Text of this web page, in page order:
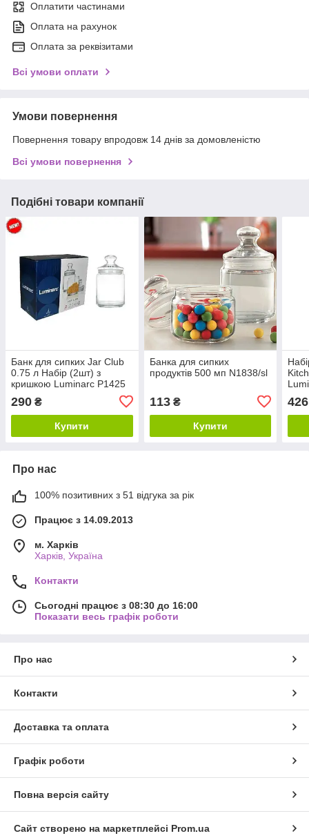
Оплатити частинами
Оплата на рахунок
Оплата за реквізитами
Всі умови оплати
Умови повернення
Повернення товару впродовж 14 днів за домовленістю
Всі умови повернення
Подібні товари компанії
Банк для сипких Jar Club
0.75 л Набір (2шт) з
кришкою Luminarc P1425
290 ₴
Купити
Банка для сипких
продуктів 500 мп N1838/sl
113₴
Купити
426
Про нас
100% позитивних з 51 відгука за рік
Працює з 14.09.2013
м. Харків
Харків, Україна
Контакти
Сьогодні працює з 08:30 до 16:00
Показати весь графік роботи
Про нас
Контакти
Доставка та оплата
Графік роботи
Повна версія сайту
Сайт створено на маркетплейсі Prom.ua